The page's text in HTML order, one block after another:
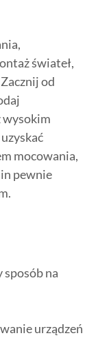
świateł,
od
wysokim
mocowania,
pewnie
na
urządzeń